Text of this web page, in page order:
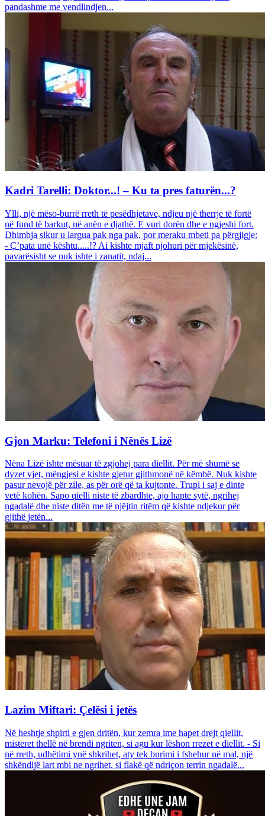
pandashme me vendlindjen...
Kadri Tarelli: Doktor...! – Ku ta pres faturën...?
Ylli, një mëso-burrë rreth të pesëdhjetave, ndjeu një therrje të fortë
në fund të barkut, në anën e djathë. E vuri dorën dhe e ngjeshi fort.
Dhimbja sikur u largua pak nga pak, por meraku mbeti pa përgjigje:
- Ç’pata unë kështu.....!? Ai kishte mjaft njohuri për mjekësinë,
pavarësisht se nuk ishte i zanatit, ndaj...
Gjon Marku: Telefoni i Nënës Lizë
Nëna Lizë ishte mësuar të zgjohej para diellit. Për më shumë se
dyzet vjet, mëngjesi e kishte gjetur gjithmonë në këmbë. Nuk kishte
pasur nevojë për zile, as për orë që ta kujtonte. Trupi i saj e dinte
vetë kohën. Sapo qielli niste të zbardhte, ajo hapte sytë, ngrihej
ngadalë dhe niste ditën me të njëjtin ritëm që kishte ndjekur për
gjithë jetën...
Lazim Miftari: Çelësi i jetës
Në heshtje shpirti e gjen dritën, kur zemra ime hapet drejt qiellit,
misteret thellë në brendi ngriten, si agu kur lëshon rrezet e diellit. - Si
në rreth, udhëtimi ynë shkrihet, aty tek burimi i fshehur në mal, një
shkëndijë lart mbi ne ngrihet, si flakë që ndriçon terrin ngadalë...